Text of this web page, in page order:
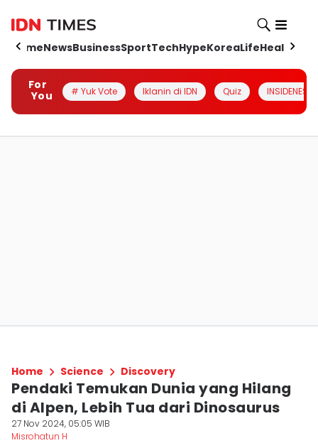
HomeNewsBusinessSportTechHypeKoreaLifeHealth
For
You
# Yuk Vote Iklanin di IDN Quiz INSIDENESIA
Home Science Discovery
Pendaki Temukan Dunia yang Hilang
di Alpen, Lebih Tua dari Dinosaurus
27 Nov 2024, 05:05 WIB
Misrohatun H